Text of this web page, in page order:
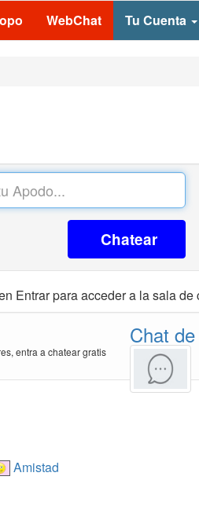
WebChat Tu Cuenta
Chatear
Entrar para acceder a la sala de
entra a chatear gratis
Chat
Amistad